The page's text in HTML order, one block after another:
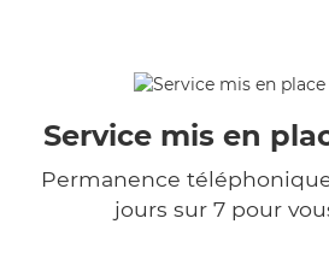
Service mis en
Permanence
jours sur 7 pour